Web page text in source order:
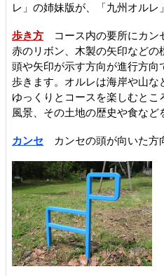
レ」の姉妹版が、「九州オルレ
歩き方 コース内の要所にカン
赤のリボン、木製の矢印など
頭や矢印が示す方向が進行方向
歩きます。オルレは海岸や山な
ゆっくりとコースを楽しむと
風景、その土地の歴史や食など
カンセ カンセの頭が向いた方